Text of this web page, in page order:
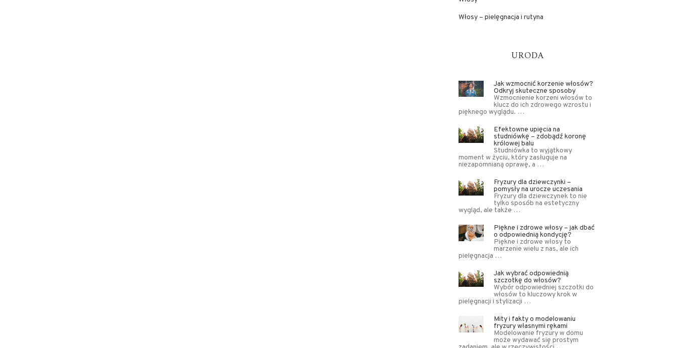
Włosy – pielęgnacja i rutyna
URODA
Jak wzmocnić korzenie włosów?
Odkryj skuteczne sposoby
Wzmocnienie korzeni włosów to
klucz do ich zdrowego wzrostu i
pięknego wyglądu. …
Efektowne upięcia na
studniówkę – zdobądź koronę
królowej balu
Studniówka to wyjątkowy
moment w życiu, który zasługuje na
niezapomnianą oprawę, a …
Fryzury dla dziewczynki –
pomysły na urocze uczesania
Fryzury dla dziewczynek to nie
tylko sposób na estetyczny
wygląd, ale także …
Piękne i zdrowe włosy – jak dbać
o odpowiednią kondycję?
Piękne i zdrowe włosy to
marzenie wielu z nas, ale ich
pielęgnacja …
Jak wybrać odpowiednią
szczotkę do włosów?
Wybór odpowiedniej szczotki do
włosów to kluczowy krok w
pielęgnacji i stylizacji …
Mity i fakty o modelowaniu
fryzury własnymi rękami
Modelowanie fryzury w domu
może wydawać się prostym